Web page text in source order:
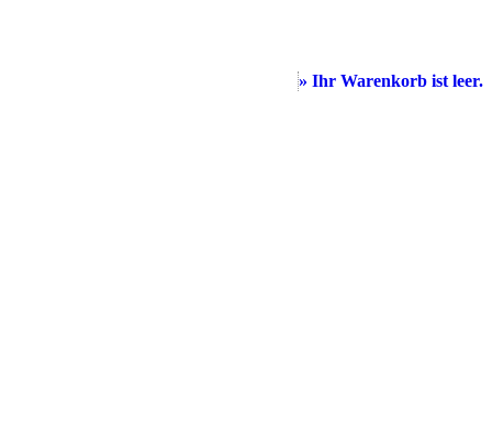
» Ihr Warenkorb ist leer.